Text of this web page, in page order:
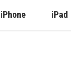
iPhone iPad